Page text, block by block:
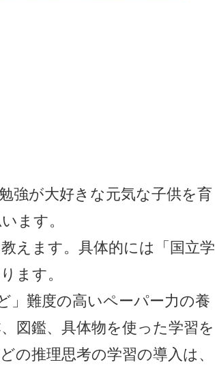
強が大好きな元気な子供を育
ます。
えます。具体的には「国立学
ます。
」難度の高いペーパー力の養
図鑑、具体物を使った学習を
の推理思考の学習の導入は、